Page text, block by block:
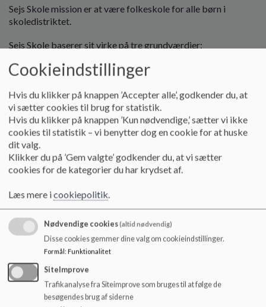
Sejs Skole mission er at være folkeskole for alle børn i
skoledistriktet.
Sejs Skole baserer sit virke på tre grundværdier:
Fællesskab og trivsel
Fællesskab og trivsel er helt grundlæggende forudsætninger
for et godt læringsmiljø og en god dagligdag for alle. Vi vil
understøtte et fællesskab baseret på samarbejde og tillid
med plads til forskellighed og individualitet, og med respekt
for ordentlighed, basal mellemmenneskelig moral og god
omgang med hinanden.
Kvalitet og ambition
praksis og hverdag på alle niveauer. Vores ambition er, at alle
børn får lært og udviklet sig så meget, som det enkelte barn
har forudsætninger og muligheder for i det læringsmiljø, som
vi har ansvaret for at skabe rammerne om. Det sker i samspil
med professionelle og engagerede voksne, der vil børnene og
hinanden noget og har noget på hjerte.
Udsyn og mod
Vi skal turde udforske og diskutere verden omkring os og
lade os inspirere lokalt og globalt, så vores skole får øje på
Cookieindstillinger
Hvis du klikker på knappen ’Accepter alle’, godkender du, at
vi sætter cookies til brug for statistik.
Hvis du klikker på knappen ’Kun nødvendige,’ sætter vi ikke
cookies til statistik – vi benytter dog en cookie for at huske
dit valg.
Klikker du på ’Gem valgte’ godkender du, at vi sætter
cookies for de kategorier du har krydset af.
Læs mere icookiepolitik.
Nødvendige cookies(altid nødvendig)
Disse cookies gemmer dine valg om cookieindstillinger.
Formål: Funktionalitet
SiteImprove
Trafikanalyse fra Siteimprove som bruges til at følge de
besøgendes brug af siderne